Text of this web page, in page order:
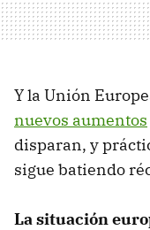
Y la Unión
nuevos aumentos
disparan, y
sigue batiendo
La situación